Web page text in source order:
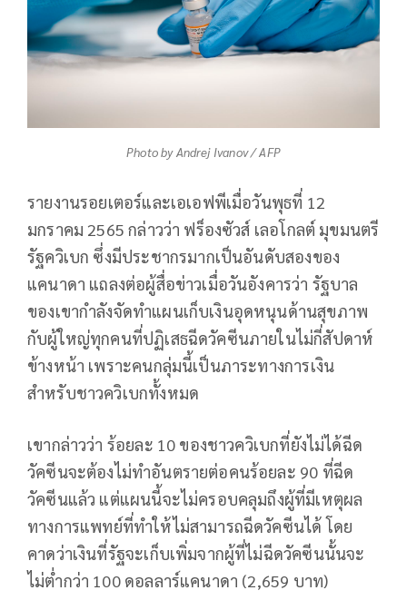
Photo by Andrej Ivanov / AFP
รายงานรอยเตอร์และเอเอฟพีเมื่อวันพุธที่ 12
มกราคม 2565 กล่าวว่า ฟร็องซัวส์ เลอโกลต์ มุขมนตรี
รัฐควิเบก ซึ่งมีประชากรมากเป็นอันดับสองของ
แคนาดา แถลงต่อผู้สื่อข่าวเมื่อวันอังคารว่า รัฐบาล
ของเขากำลังจัดทำแผนเก็บเงินอุดหนุนด้านสุขภาพ
กับผู้ใหญ่ทุกคนที่ปฏิเสธฉีดวัคซีนภายในไม่กี่สัปดาห์
ข้างหน้า เพราะคนกลุ่มนี้เป็นภาระทางการเงิน
สำหรับชาวควิเบกทั้งหมด
เขากล่าวว่า ร้อยละ 10 ของชาวควิเบกที่ยังไม่ได้ฉีด
วัคซีนจะต้องไม่ทำอันตรายต่อคนร้อยละ 90 ที่ฉีด
วัคซีนแล้ว แต่แผนนี้จะไม่ครอบคลุมถึงผู้ที่มีเหตุผล
ทางการแพทย์ที่ทำให้ไม่สามารถฉีดวัคซีนได้ โดย
คาดว่าเงินที่รัฐจะเก็บเพิ่มจากผู้ที่ไม่ฉีดวัคซีนนั้นจะ
ไม่ต่ำกว่า 100 ดอลลาร์แคนาดา (2,659 บาท)